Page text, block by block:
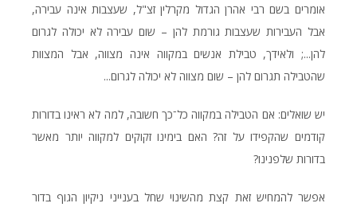
אומרים בשם רבי אהרן הגדול מקרלין זצ"ל, שעצבות אינה עבירה,
אבל העבירות שעצבות גורמת להן – שום עבירה לא יכולה לגרום
להן...; ולאידך, טבילת אנשים במקווה אינה מצווה, אבל המצוות
שהטבילה תגרום להן – שום מצווה לא יכולה לגרום...
יש שואלים: אם הטבילה במקווה כל־כך חשובה, למה לא ראינו בדורות
קודמים שהקפידו על זה? האם בימינו זקוקים למקווה יותר מאשר
בדורות שלפנינו?
אפשר להמחיש זאת קצת מהשינוי שחל בענייני ניקיון הגוף בדור